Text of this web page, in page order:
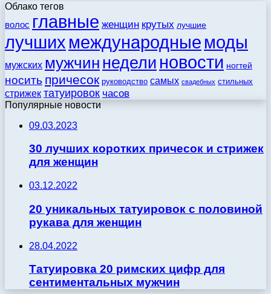
Облако тегов
волос главные женщин крутых лучшие
лучших международные моды
мужских мужчин недели новости ногтей
носить причесок руководство самых свадебных стильных
стрижек татуировок часов
Популярные новости
09.03.2023
30 лучших коротких причесок и стрижек
для женщин
03.12.2022
20 уникальных татуировок с половиной
рукава для женщин
28.04.2022
Татуировка 20 римских цифр для
сентиментальных мужчин